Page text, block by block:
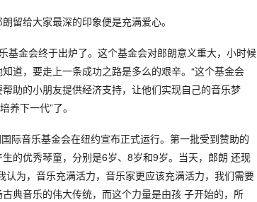
留给大家最深的印象便是充满爱心。
基金会终于出炉了。这个基金会对郎朗意义重大，小时候
道，要走上一条成功之路是多么的艰辛。“这个基金会
助的小朋友提供经济支持，让他们实现自己的音乐梦
养下一代”了。
际音乐基金会在纽约宣布正式运行。第一批受到赞助的
的优秀琴童，分别是6岁、8岁和9岁。当天，郎朗 还现
认为，音乐充满活力，音乐家更应该充满活力，我们需要
典音乐的伟大传统，而这个力量是由孩 子开始的，所